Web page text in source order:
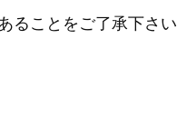
ることをご了承下さい